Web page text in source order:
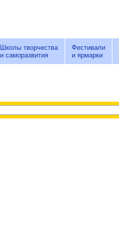
Школы творчества
и саморазвития
Фестивали
и ярмарки